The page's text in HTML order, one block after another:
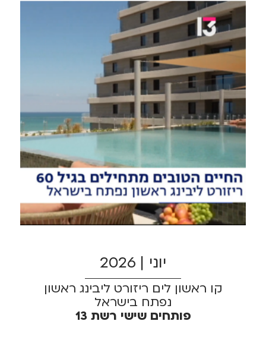
יוני | 2026
קו ראשון לים ריזורט ליבינג ראשון
נפתח בישראל
פותחים שישי רשת 13